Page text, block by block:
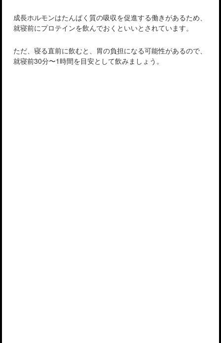
成長ホルモンはたんぱく質の吸収を促進する働きがあるため、
就寝前にプロテインを飲んでおくといいとされています。
ただ、寝る直前に飲むと、胃の負担になる可能性があるので、
就寝前30分〜1時間を目安として飲みましょう。